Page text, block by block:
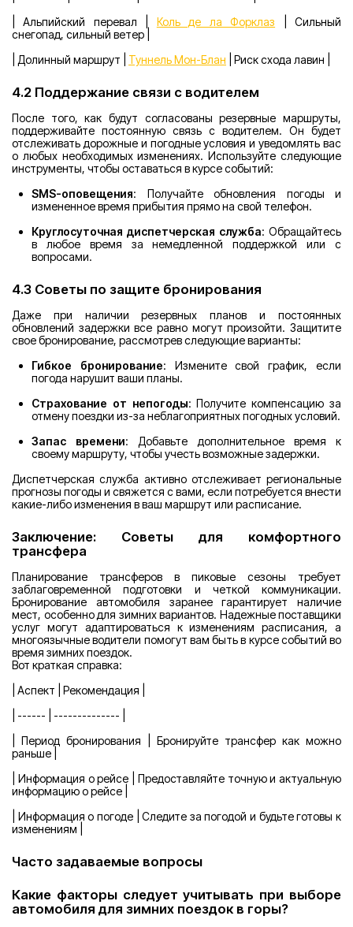
| Альпийский перевал | Коль де ла Форклаз | Сильный
снегопад, сильный ветер |
| Долинный маршрут | Туннель Мон-Блан | Риск схода лавин |
4.2 Поддержание связи с водителем
После того, как будут согласованы резервные маршруты,
поддерживайте постоянную связь с водителем. Он будет
отслеживать дорожные и погодные условия и уведомлять вас
о любых необходимых изменениях. Используйте следующие
инструменты, чтобы оставаться в курсе событий:
SMS-оповещения: Получайте обновления погоды и
измененное время прибытия прямо на свой телефон.
Круглосуточная диспетчерская служба: Обращайтесь
в любое время за немедленной поддержкой или с
вопросами.
4.3 Советы по защите бронирования
Даже при наличии резервных планов и постоянных
обновлений задержки все равно могут произойти. Защитите
свое бронирование, рассмотрев следующие варианты:
Гибкое бронирование: Измените свой график, если
погода нарушит ваши планы.
Страхование от непогоды: Получите компенсацию за
отмену поездки из-за неблагоприятных погодных условий.
Запас времени: Добавьте дополнительное время к
своему маршруту, чтобы учесть возможные задержки.
Диспетчерская служба активно отслеживает региональные
прогнозы погоды и свяжется с вами, если потребуется внести
какие-либо изменения в ваш маршрут или расписание.
Заключение: Советы для комфортного
трансфера
Планирование трансферов в пиковые сезоны требует
заблаговременной подготовки и четкой коммуникации.
Бронирование автомобиля заранее гарантирует наличие
мест, особенно для зимних вариантов. Надежные поставщики
услуг могут адаптироваться к изменениям расписания, а
многоязычные водители помогут вам быть в курсе событий во
время зимних поездок.
Вот краткая справка:
| Аспект | Рекомендация |
| ------ | -------------- |
| Период бронирования | Бронируйте трансфер как можно
раньше |
| Информация о рейсе | Предоставляйте точную и актуальную
информацию о рейсе |
| Информация о погоде | Следите за погодой и будьте готовы к
изменениям |
Часто задаваемые вопросы
Какие факторы следует учитывать при выборе
автомобиля для зимних поездок в горы?